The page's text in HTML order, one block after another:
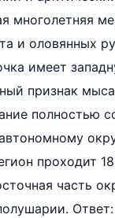
многолетняя
и оловянных
имеет
признак
полностью
проходит
часть